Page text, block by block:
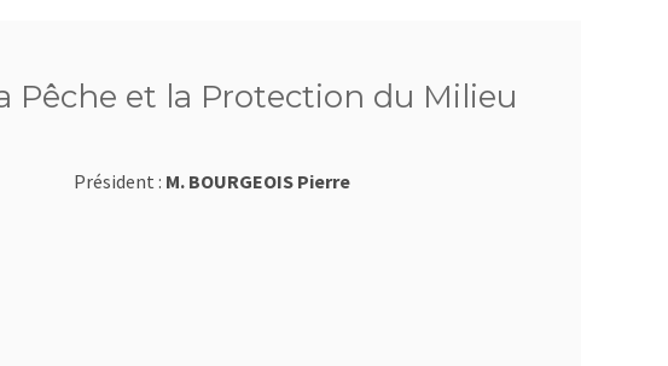
Pêche et la Protection du Milieu
Président : M. BOURGEOIS Pierre